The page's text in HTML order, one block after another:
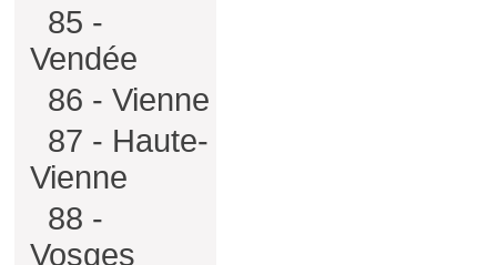
85 -
Vendée
86 - Vienne
87 - Haute-
Vienne
88 -
Vosges